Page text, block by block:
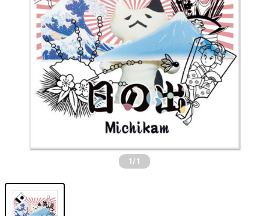
1 /1